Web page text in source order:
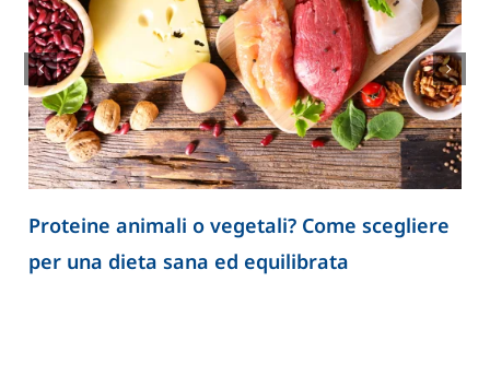
Proteine animali o vegetali? Come scegliere
per una dieta sana ed equilibrata